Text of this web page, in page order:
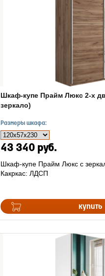
Шкаф-купе Прайм Люкс 2-х
зеркало)
Размеры шкафа:
43 340 руб.
купить
Шкаф-купе Прайм Люкс с
Какркас: ЛДСП